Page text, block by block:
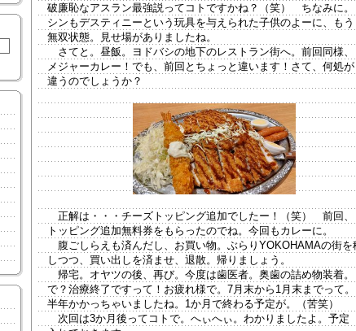
破廉恥なアスラン最強説ってコトですかね？（笑） ちなみに。
シンもデスティニーという玩具を与えられた子供のよーに、もう
無双状態。見せ場がありましたね。
さてと。昼飯。ヨドバシの地下のレストラン街へ。前回同様、
メジャーカレー！でも、前回とちょっと違います！さて、何処が
違うのでしょうか？
正解は・・・チーズトッピング追加でしたー！（笑） 前回、
トッピング追加無料券をもらったのでね。今回もカレーに。
腹ごしらえも済んだし、お買い物。ぶらりYOKOHAMAの街を
しつつ、買い出しを済ませ、退散。帰りましょう。
帰宅。オヤツの後、再び。今度は歯医者。奥歯の詰め物装着。
で？治療終了ですって！お疲れ様で。7月末から1月末までって。
半年かかっちゃいましたね。1か月で終わる予定が。（苦笑）
次回は3か月後ってコトで。へぃへぃ。わかりましたよ。予定